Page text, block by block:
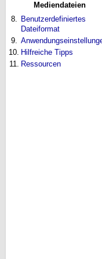
Mediendateien
8. Benutzerdefiniertes
Dateiformat
9.
10. Hilfreiche Tipps
11. Ressourcen